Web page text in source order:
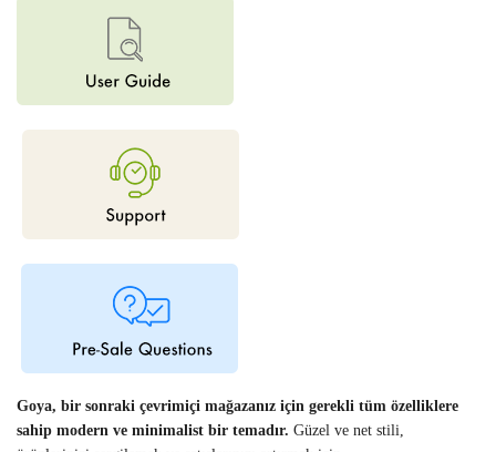
Goya, bir sonraki çevrimiçi mağazanız için gerekli tüm özelliklere
sahip modern ve minimalist bir temadır. Güzel ve net stili,